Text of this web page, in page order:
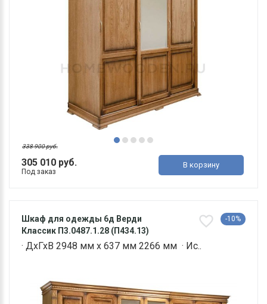
305 010 руб.
338 900 руб.
Под заказ
В корзину
Шкаф для одежды 6д Верди
Классик П3.0487.1.28 (П434.13)
-10%
· ДхГхВ 2948 мм х 637 мм 2266 мм · Ис..